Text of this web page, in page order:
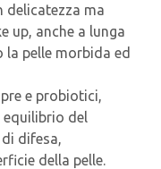
delicatezza ma
up, anche a lunga
pelle morbida ed
e probiotici,
equilibrio del
difesa,
della pelle.